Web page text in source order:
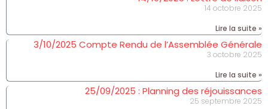
14 octobre 2025
Lire la suite »
3/10/2025 Compte Rendu de l’Assemblée Générale
3 octobre 2025
Lire la suite »
25/09/2025 : Planning des réjouissances
25 septembre 2025